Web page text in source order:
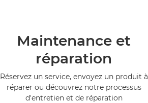
Maintenance et
réparation
Réservez un service, envoyez un produit à
réparer ou découvrez notre processus
d'entretien et de réparation